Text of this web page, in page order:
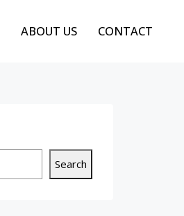
ABOUT US CONTACT
Search